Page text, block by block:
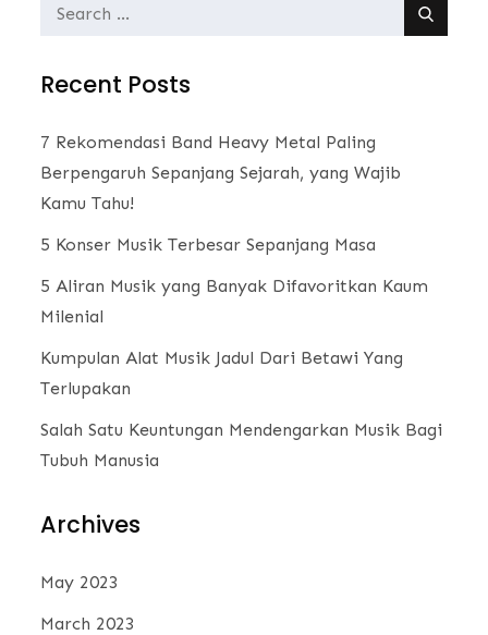
Search
Recent Posts
7 Rekomendasi Band Heavy Metal Paling
Berpengaruh Sepanjang Sejarah, yang Wajib
Kamu Tahu!
5 Konser Musik Terbesar Sepanjang Masa
5 Aliran Musik yang Banyak Difavoritkan Kaum
Milenial
Kumpulan Alat Musik Jadul Dari Betawi Yang
Terlupakan
Salah Satu Keuntungan Mendengarkan Musik Bagi
Tubuh Manusia
Archives
May 2023
March 2023